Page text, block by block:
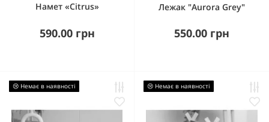
Намет «Citrus»
590.00 грн
Лежак "Aurora Grey"
550.00 грн
😢 Немає в наявності 😢 Немає в наявності